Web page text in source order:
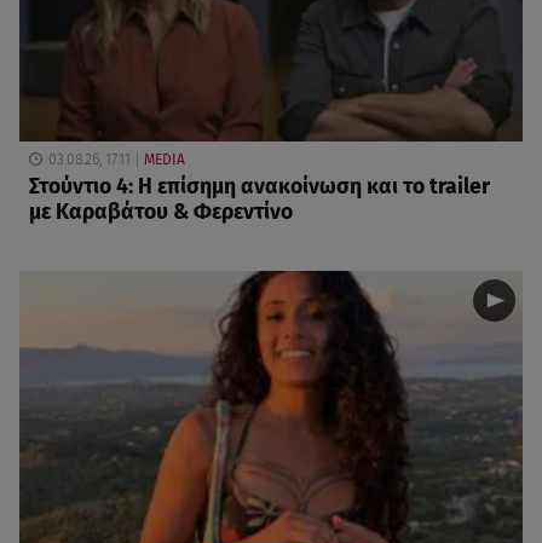
03.08.26, 17:11 MEDIA
Στούντιο 4: Η επίσημη ανακοίνωση και το trailer
με Καραβάτου & Φερεντίνο